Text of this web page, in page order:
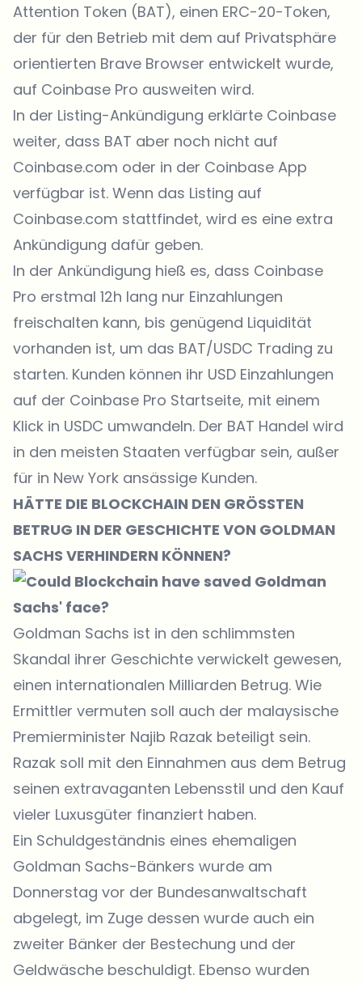
Attention Token (BAT), einen ERC-20-Token,
der für den Betrieb mit dem auf Privatsphäre
orientierten Brave Browser entwickelt wurde,
auf Coinbase Pro ausweiten wird.
In der Listing-Ankündigung erklärte Coinbase
weiter, dass BAT aber noch nicht auf
Coinbase.com oder in der Coinbase App
verfügbar ist. Wenn das Listing auf
Coinbase.com stattfindet, wird es eine extra
Ankündigung dafür geben.
In der Ankündigung hieß es, dass Coinbase
Pro erstmal 12h lang nur Einzahlungen
freischalten kann, bis genügend Liquidität
vorhanden ist, um das BAT/USDC Trading zu
starten. Kunden können ihr USD Einzahlungen
auf der Coinbase Pro Startseite, mit einem
Klick in USDC umwandeln. Der BAT Handel wird
in den meisten Staaten verfügbar sein, außer
für in New York ansässige Kunden.
HÄTTE DIE BLOCKCHAIN DEN GRÖSSTEN
BETRUG IN DER GESCHICHTE VON GOLDMAN
SACHS VERHINDERN KÖNNEN?
Goldman Sachs ist in den schlimmsten
Skandal ihrer Geschichte verwickelt gewesen,
einen internationalen Milliarden Betrug. Wie
Ermittler vermuten soll auch der malaysische
Premierminister Najib Razak beteiligt sein.
Razak soll mit den Einnahmen aus dem Betrug
seinen extravaganten Lebensstil und den Kauf
vieler Luxusgüter finanziert haben.
Ein Schuldgeständnis eines ehemaligen
Goldman Sachs-Bänkers wurde am
Donnerstag vor der Bundesanwaltschaft
abgelegt, im Zuge dessen wurde auch ein
zweiter Bänker der Bestechung und der
Geldwäsche beschuldigt. Ebenso wurden